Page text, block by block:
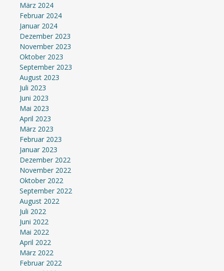
März 2024
Februar 2024
Januar 2024
Dezember 2023
November 2023
Oktober 2023
September 2023
August 2023
Juli 2023
Juni 2023
Mai 2023
April 2023
März 2023
Februar 2023
Januar 2023
Dezember 2022
November 2022
Oktober 2022
September 2022
August 2022
Juli 2022
Juni 2022
Mai 2022
April 2022
März 2022
Februar 2022